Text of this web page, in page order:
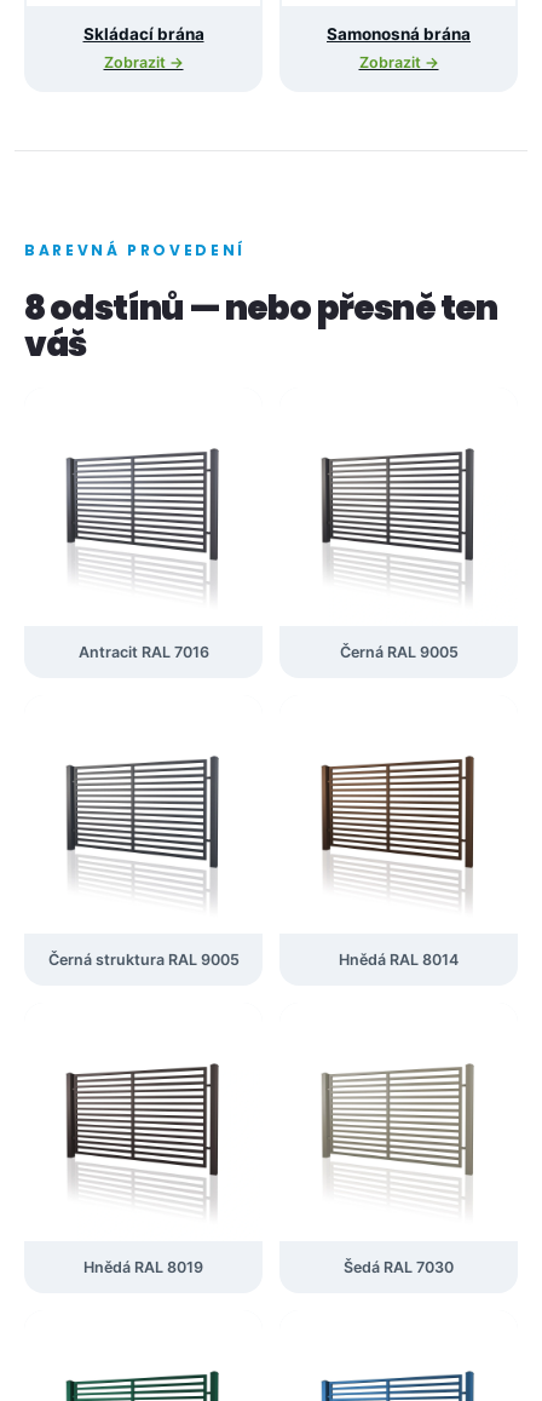
Skládací brána
Zobrazit →
Samonosná brána
Zobrazit →
BAREVNÁ PROVEDENÍ
8 odstínů — nebo přesně ten
váš
Antracit RAL 7016 Černá RAL 9005
Černá struktura RAL 9005 Hnědá RAL 8014
Hnědá RAL 8019 Šedá RAL 7030